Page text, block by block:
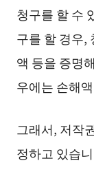
청구를 할 수
구를 할 경우,
액 등을 증명
우에는 손해
그래서, 저작
정하고 있습